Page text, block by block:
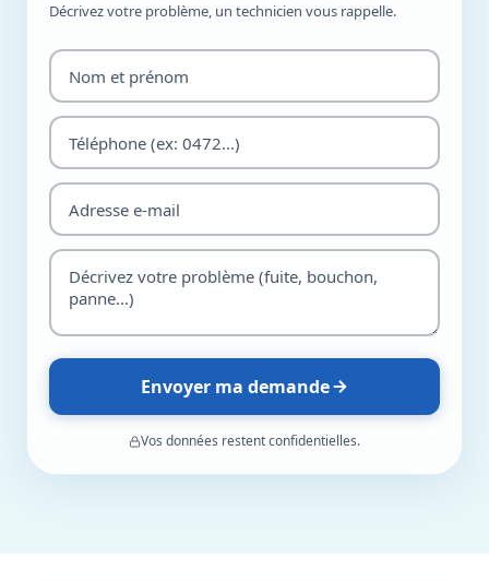
Décrivez votre problème, un technicien vous rappelle.
Envoyer ma demande
Vos données restent confidentielles.